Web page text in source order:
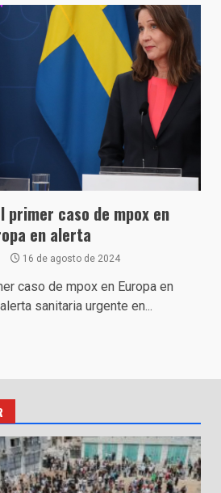
primer caso de mpox en
en alerta
16 de agosto de 2024
caso de mpox en Europa en
sanitaria urgente en...